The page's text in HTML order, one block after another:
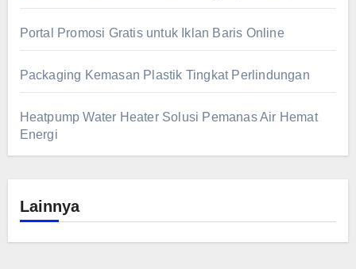
Portal Promosi Gratis untuk Iklan Baris Online
Packaging Kemasan Plastik Tingkat Perlindungan
Heatpump Water Heater Solusi Pemanas Air Hemat
Energi
Lainnya